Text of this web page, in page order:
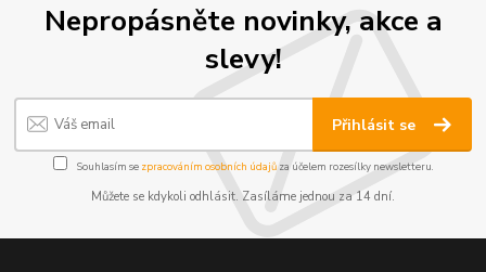
Nepropásněte novinky, akce a
slevy!
Přihlásit se
Souhlasím se zpracováním osobních údajůza účelem rozesílky newsletteru.
Můžete se kdykoli odhlásit. Zasíláme jednou za 14 dní.